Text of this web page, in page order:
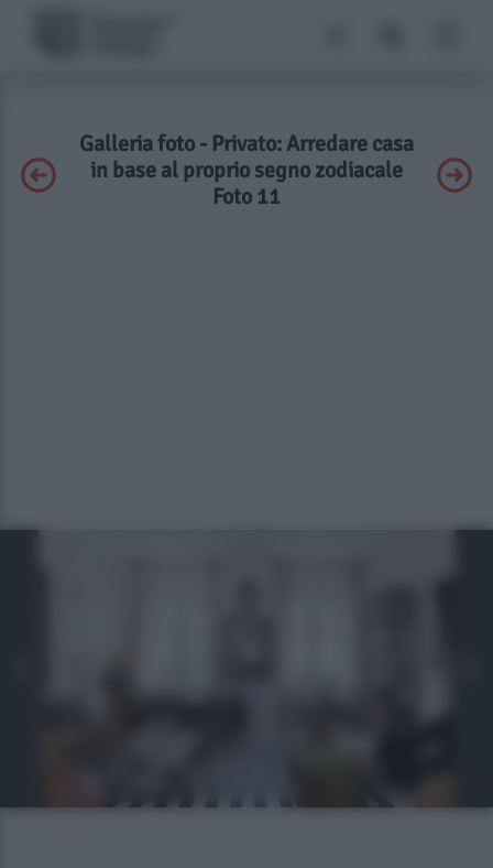
Galleria foto - Privato: Arredare casa
in base al proprio segno zodiacale
Foto 11